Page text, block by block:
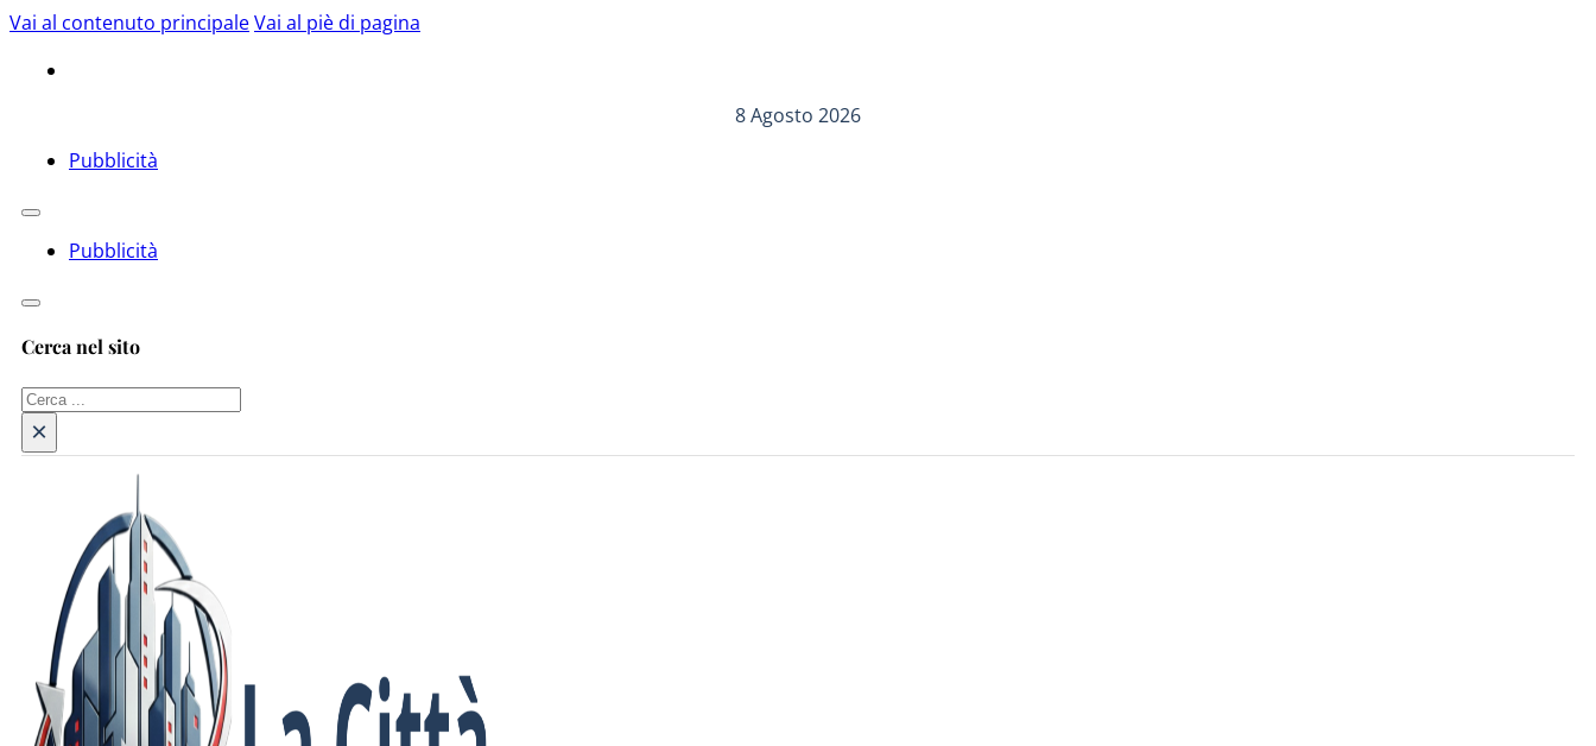
Vai al contenuto principaleVai al piè di pagina
8 Agosto 2026
Pubblicità
Pubblicità
Cerca nel sito
Cerca
×